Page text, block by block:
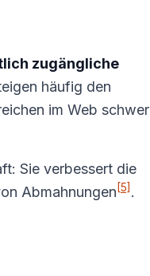
zugängliche
häufig den
im Web schwer
Sie verbessert die
Abmahnungen [5] .